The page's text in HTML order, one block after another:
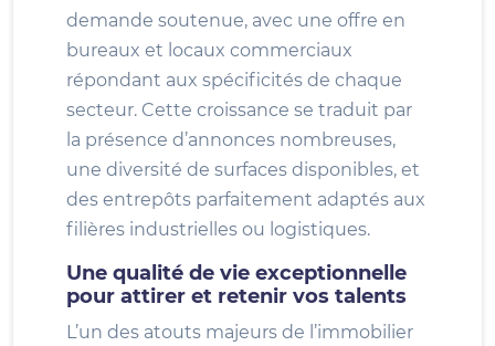
demande soutenue, avec une offre en
bureaux et locaux commerciaux
répondant aux spécificités de chaque
secteur. Cette croissance se traduit par
la présence d’annonces nombreuses,
une diversité de surfaces disponibles, et
des entrepôts parfaitement adaptés aux
filières industrielles ou logistiques.
Une qualité de vie exceptionnelle
pour attirer et retenir vos talents
L’un des atouts majeurs de l’immobilier